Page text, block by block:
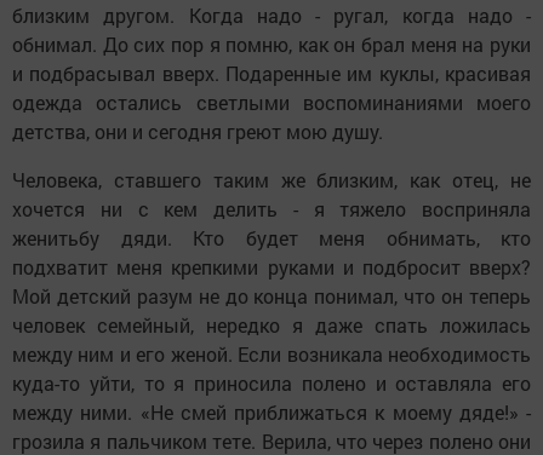
близким другом. Когда надо - ругал, когда надо -
обнимал. До сих пор я помню, как он брал меня на руки
и подбрасывал вверх. Подаренные им куклы, красивая
одежда остались светлыми воспоминаниями моего
детства, они и сегодня греют мою душу.
Человека, ставшего таким же близким, как отец, не
хочется ни с кем делить - я тяжело восприняла
женитьбу дяди. Кто будет меня обнимать, кто
подхватит меня крепкими руками и подбросит вверх?
Мой детский разум не до конца понимал, что он теперь
человек семейный, нередко я даже спать ложилась
между ним и его женой. Если возникала необходимость
куда-то уйти, то я приносила полено и оставляла его
между ними. «Не смей приближаться к моему дяде!» -
грозила я пальчиком тете. Верила, что через полено они